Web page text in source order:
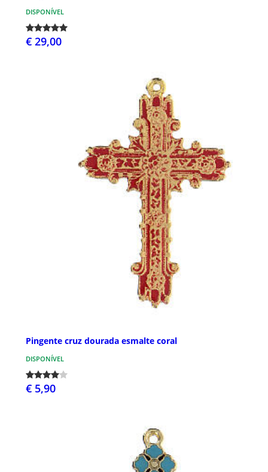
DISPONÍVEL
€ 29,00
Pingente cruz dourada esmalte coral
DISPONÍVEL
€ 5,90